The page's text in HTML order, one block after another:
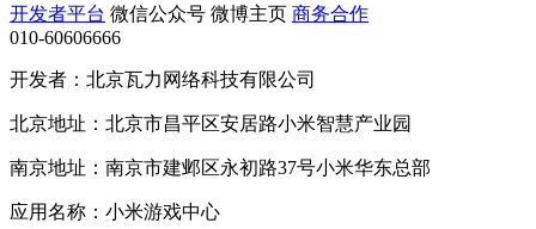
开发者平台 微信公众号 微博主页 商务合作
010-60606666
开发者：北京瓦力网络科技有限公司
北京地址：北京市昌平区安居路小米智慧产业园
南京地址：南京市建邺区永初路37号小米华东总部
应用名称：小米游戏中心